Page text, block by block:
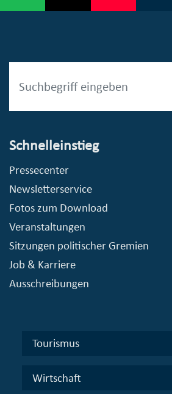
Schnelleinstieg
Pressecenter
Newsletterservice
Fotos zum Download
Veranstaltungen
Sitzungen politischer Gremien
Job & Karriere
Ausschreibungen
Tourismus
Wirtschaft